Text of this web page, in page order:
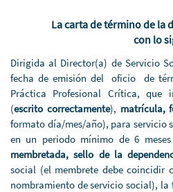
La carta de término de la
con lo
Dirigida al Director(a) de Servicio
fecha de emisión del oficio de
Práctica Profesional Crítica, que
(escrito correctamente), matrícula,
formato día/mes/año), para servicio
en un periodo mínimo de 6
membretada, sello de la
social (el membrete debe coincidir
nombramiento de servicio social), la